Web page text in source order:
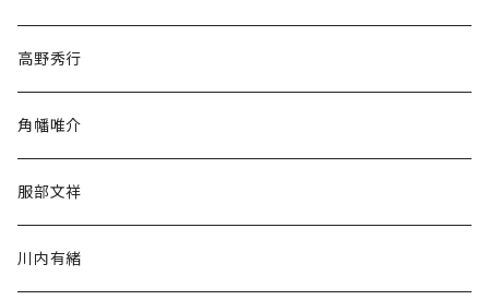
随筆・ノンフィクション・その他
高野秀行
角幡唯介
服部文祥
川内有緒